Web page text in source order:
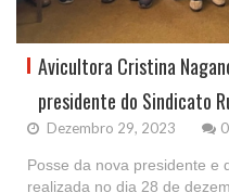
Avicultora Cristina
presidente do Sindicato
Dezembro 29, 2023 0
Posse da nova presidente e
realizada no dia 28 de